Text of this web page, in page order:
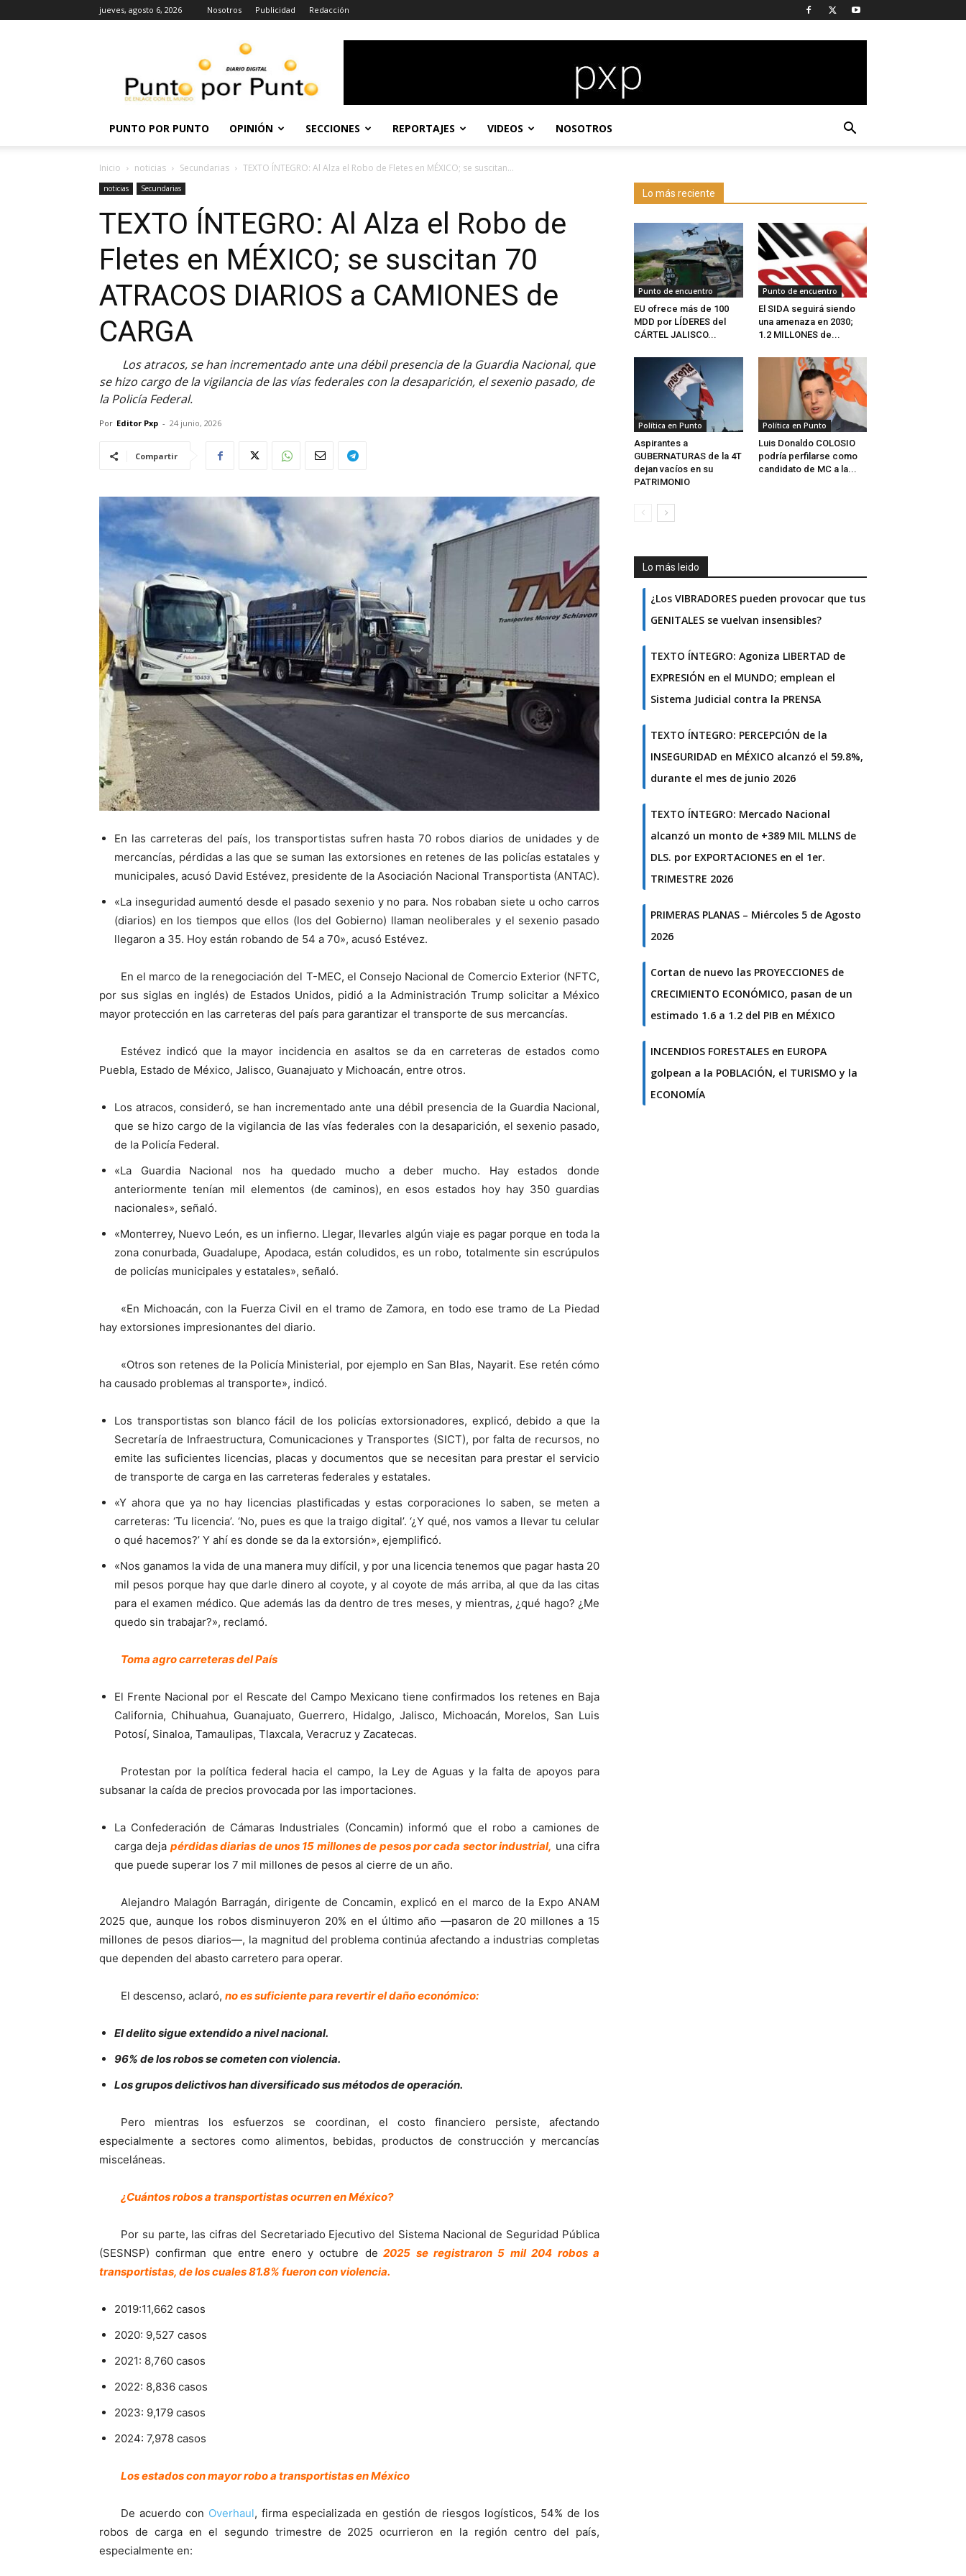
jueves, agosto 6, 2026 Nosotros Publicidad Redacción
Punto
PUNTO POR PUNTO OPINIÓN SECCIONES REPORTAJES VIDEOS NOSOTROS
Inicio noticias Secundarias TEXTO ÍNTEGRO: Al Alza el Robo de Fletes en MÉXICO; se suscitan...
noticias Secundarias
TEXTO ÍNTEGRO: Al Alza el Robo de
Fletes en MÉXICO; se suscitan 70
ATRACOS DIARIOS a CAMIONES de
CARGA
Los atracos, se han incrementado ante una débil presencia de la Guardia Nacional, que
se hizo cargo de la vigilancia de las vías federales con la desaparición, el sexenio pasado, de
la Policía Federal.
Por Editor Pxp - 24 junio, 2026
Compartir
En las carreteras del país, los transportistas sufren hasta 70 robos diarios de unidades y de
mercancías, pérdidas a las que se suman las extorsiones en retenes de las policías estatales y
municipales, acusó David Estévez, presidente de la Asociación Nacional Transportista (ANTAC).
«La inseguridad aumentó desde el pasado sexenio y no para. Nos robaban siete u ocho carros
(diarios) en los tiempos que ellos (los del Gobierno) llaman neoliberales y el sexenio pasado
llegaron a 35. Hoy están robando de 54 a 70», acusó Estévez.
En el marco de la renegociación del T-MEC, el Consejo Nacional de Comercio Exterior (NFTC,
por sus siglas en inglés) de Estados Unidos, pidió a la Administración Trump solicitar a México
mayor protección en las carreteras del país para garantizar el transporte de sus mercancías.
Estévez indicó que la mayor incidencia en asaltos se da en carreteras de estados como
Puebla, Estado de México, Jalisco, Guanajuato y Michoacán, entre otros.
Los atracos, consideró, se han incrementado ante una débil presencia de la Guardia Nacional,
que se hizo cargo de la vigilancia de las vías federales con la desaparición, el sexenio pasado,
de la Policía Federal.
«La Guardia Nacional nos ha quedado mucho a deber mucho. Hay estados donde
anteriormente tenían mil elementos (de caminos), en esos estados hoy hay 350 guardias
nacionales», señaló.
«Monterrey, Nuevo León, es un infierno. Llegar, llevarles algún viaje es pagar porque en toda la
zona conurbada, Guadalupe, Apodaca, están coludidos, es un robo, totalmente sin escrúpulos
de policías municipales y estatales», señaló.
«En Michoacán, con la Fuerza Civil en el tramo de Zamora, en todo ese tramo de La Piedad
hay extorsiones impresionantes del diario.
«Otros son retenes de la Policía Ministerial, por ejemplo en San Blas, Nayarit. Ese retén cómo
ha causado problemas al transporte», indicó.
Los transportistas son blanco fácil de los policías extorsionadores, explicó, debido a que la
Secretaría de Infraestructura, Comunicaciones y Transportes (SICT), por falta de recursos, no
emite las suficientes licencias, placas y documentos que se necesitan para prestar el servicio
de transporte de carga en las carreteras federales y estatales.
«Y ahora que ya no hay licencias plastificadas y estas corporaciones lo saben, se meten a
carreteras: ‘Tu licencia’. ‘No, pues es que la traigo digital’. ‘¿Y qué, nos vamos a llevar tu celular
o qué hacemos?’ Y ahí es donde se da la extorsión», ejemplificó.
«Nos ganamos la vida de una manera muy difícil, y por una licencia tenemos que pagar hasta 20
mil pesos porque hay que darle dinero al coyote, y al coyote de más arriba, al que da las citas
para el examen médico. Que además las da dentro de tres meses, y mientras, ¿qué hago? ¿Me
quedo sin trabajar?», reclamó.
Toma agro carreteras del País
El Frente Nacional por el Rescate del Campo Mexicano tiene confirmados los retenes en Baja
California, Chihuahua, Guanajuato, Guerrero, Hidalgo, Jalisco, Michoacán, Morelos, San Luis
Potosí, Sinaloa, Tamaulipas, Tlaxcala, Veracruz y Zacatecas.
Protestan por la política federal hacia el campo, la Ley de Aguas y la falta de apoyos para
subsanar la caída de precios provocada por las importaciones.
La Confederación de Cámaras Industriales (Concamin) informó que el robo a camiones de
carga deja pérdidas diarias de unos 15 millones de pesos por cada sector industrial, una cifra
que puede superar los 7 mil millones de pesos al cierre de un año.
Alejandro Malagón Barragán, dirigente de Concamin, explicó en el marco de la Expo ANAM
2025 que, aunque los robos disminuyeron 20% en el último año —pasaron de 20 millones a 15
millones de pesos diarios—, la magnitud del problema continúa afectando a industrias completas
que dependen del abasto carretero para operar.
El descenso, aclaró, no es suficiente para revertir el daño económico:
El delito sigue extendido a nivel nacional.
96% de los robos se cometen con violencia.
Los grupos delictivos han diversificado sus métodos de operación.
Pero mientras los esfuerzos se coordinan, el costo financiero persiste, afectando
especialmente a sectores como alimentos, bebidas, productos de construcción y mercancías
misceláneas.
¿Cuántos robos a transportistas ocurren en México?
Por su parte, las cifras del Secretariado Ejecutivo del Sistema Nacional de Seguridad Pública
(SESNSP) confirman que entre enero y octubre de 2025 se registraron 5 mil 204 robos a
transportistas, de los cuales 81.8% fueron con violencia.
2019:11,662 casos
2020: 9,527 casos
2021: 8,760 casos
2022: 8,836 casos
2023: 9,179 casos
2024: 7,978 casos
Los estados con mayor robo a transportistas en México
De acuerdo con Overhaul, firma especializada en gestión de riesgos logísticos, 54% de los
robos de carga en el segundo trimestre de 2025 ocurrieron en la región centro del país,
especialmente en:
Lo más reciente
Punto de encuentro
EU ofrece más de 100
MDD por LÍDERES del
CÁRTEL JALISCO...
Punto de encuentro
El SIDA seguirá siendo
una amenaza en 2030;
1.2 MILLONES de...
Política en Punto
Aspirantes a
GUBERNATURAS de la 4T
dejan vacíos en su
PATRIMONIO
Política en Punto
Luis Donaldo COLOSIO
podría perfilarse como
candidato de MC a la...
Lo más leido
¿Los VIBRADORES pueden provocar que tus
GENITALES se vuelvan insensibles?
TEXTO ÍNTEGRO: Agoniza LIBERTAD de
EXPRESIÓN en el MUNDO; emplean el
Sistema Judicial contra la PRENSA
TEXTO ÍNTEGRO: PERCEPCIÓN de la
INSEGURIDAD en MÉXICO alcanzó el 59.8%,
durante el mes de junio 2026
TEXTO ÍNTEGRO: Mercado Nacional
alcanzó un monto de +389 MIL MLLNS de
DLS. por EXPORTACIONES en el 1er.
TRIMESTRE 2026
PRIMERAS PLANAS – Miércoles 5 de Agosto
2026
Cortan de nuevo las PROYECCIONES de
CRECIMIENTO ECONÓMICO, pasan de un
estimado 1.6 a 1.2 del PIB en MÉXICO
INCENDIOS FORESTALES en EUROPA
golpean a la POBLACIÓN, el TURISMO y la
ECONOMÍA